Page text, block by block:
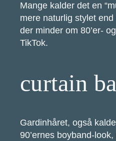
Mange kalder det en
mere naturlig stylet
der minder om 80’er-
TikTok.
curtain
Gardinhåret, også
90’ernes boyband-